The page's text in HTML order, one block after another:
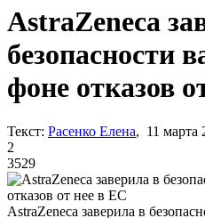
AstraZeneca
безопасности
фоне отказов
Текст: Расенко Елена, 11 марта
2
3529
AstraZeneca заверила в